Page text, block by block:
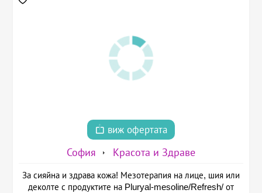
виж офертата
София Красота и Здраве
За сияйна и здрава кожа! Мезотерапия на лице, шия или
деколте с продуктите на Pluryal-mesoline/Refresh/ от